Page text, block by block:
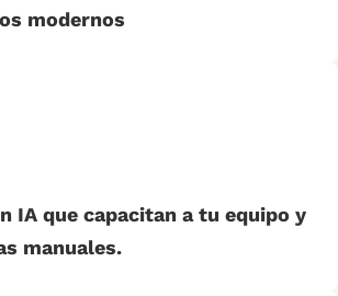
modernos
IA que capacitan a tu equipo y
manuales.